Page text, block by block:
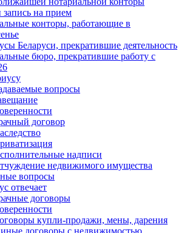
на прием
конторы, работающие в
Беларуси, прекратившие деятельность
бюро, прекратившие работу с
вопросы
договор
надписи
недвижимого имущества
вопросы
отвечает
договоры
купли-продажи, мены, дарения
договоры с недвижимостью